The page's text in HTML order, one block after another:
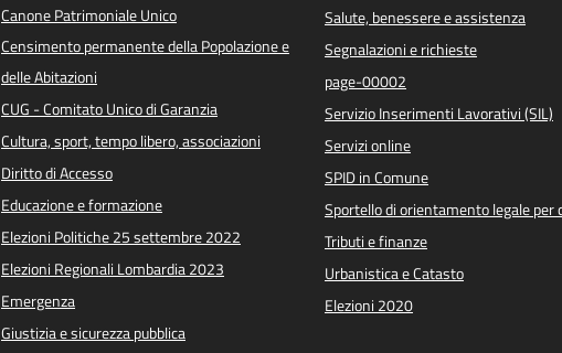
Canone Patrimoniale Unico
Censimento permanente della Popolazione e
delle Abitazioni
CUG - Comitato Unico di Garanzia
Cultura, sport, tempo libero, associazioni
Diritto di Accesso
Educazione e formazione
Elezioni Politiche 25 settembre 2022
Elezioni Regionali Lombardia 2023
Emergenza
Giustizia e sicurezza pubblica
Salute, benessere e assistenza
Segnalazioni e richieste
page-00002
Servizio Inserimenti Lavorativi (SIL)
Servizi online
SPID in Comune
Sportello di orientamento legale per
Tributi e finanze
Urbanistica e Catasto
Elezioni 2020